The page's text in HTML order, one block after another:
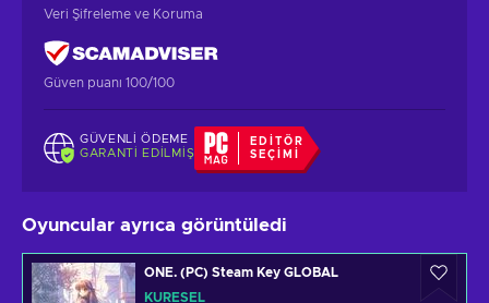
Veri Şifreleme ve Koruma
Güven puanı 100/100
GÜVENLI ÖDEME
GARANTI EDILMIŞ
EDITÖR
SEÇIMI
Oyuncular ayrıca görüntüledi
ONE. (PC) Steam Key GLOBAL
KÜRESEL